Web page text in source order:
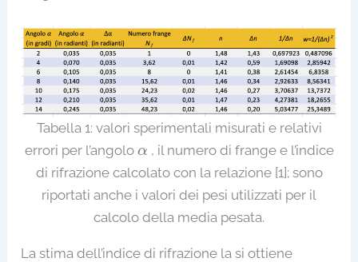
Tabella 1: valori sperimentali misurati e relativi
errori per l’angolo α
α , il numero di frange e l’indice
di rifrazione calcolato con la relazione [1]; sono
riportati anche i valori dei pesi utilizzati per il
calcolo della media pesata.
La stima dell’indice di rifrazione la si ottiene